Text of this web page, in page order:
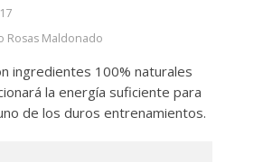
Rosas Maldonado
ingredientes 100% naturales
la energía suficiente para
de los duros entrenamientos.